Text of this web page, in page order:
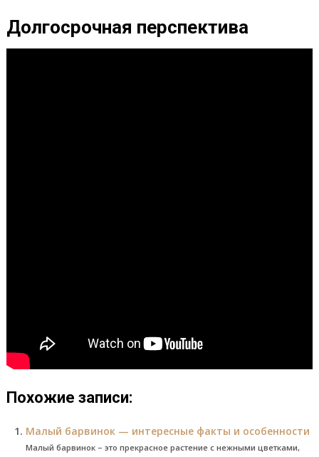
Долгосрочная перспектива
Похожие записи:
Малый барвинок — интересные факты и особенности
Малый барвинок – это прекрасное растение с нежными цветками,